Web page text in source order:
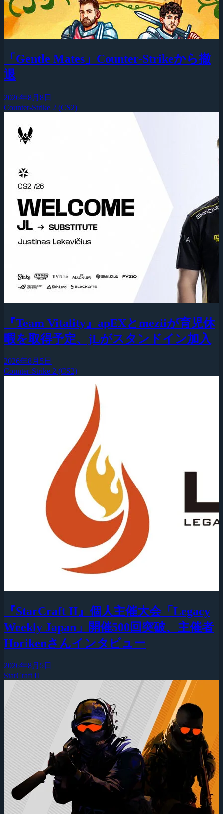
「Gentle Mates」Counter-Strikeから撤
退
2026年8月8日
Counter-Strike 2 (CS2)
『Team Vitality』apEXとmeziiが育児休
暇を取得予定、jLがスタンドイン加入
2026年8月5日
Counter-Strike 2 (CS2)
『StarCraft II』個人主催大会「Legacy
Weekly Japan」開催500回突破、主催者
Horikenさんインタビュー
2026年8月5日
StarCraft II